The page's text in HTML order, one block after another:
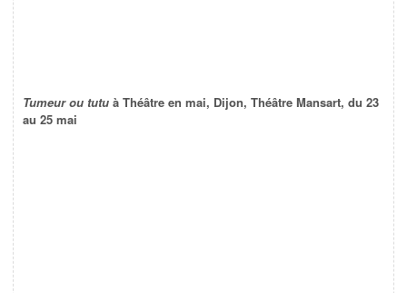
Tumeur ou tutu à Théâtre en mai, Dijon, Théâtre Mansart, du 23
au 25 mai